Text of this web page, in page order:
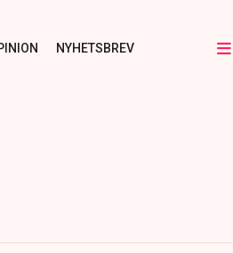
NYHETSBREV